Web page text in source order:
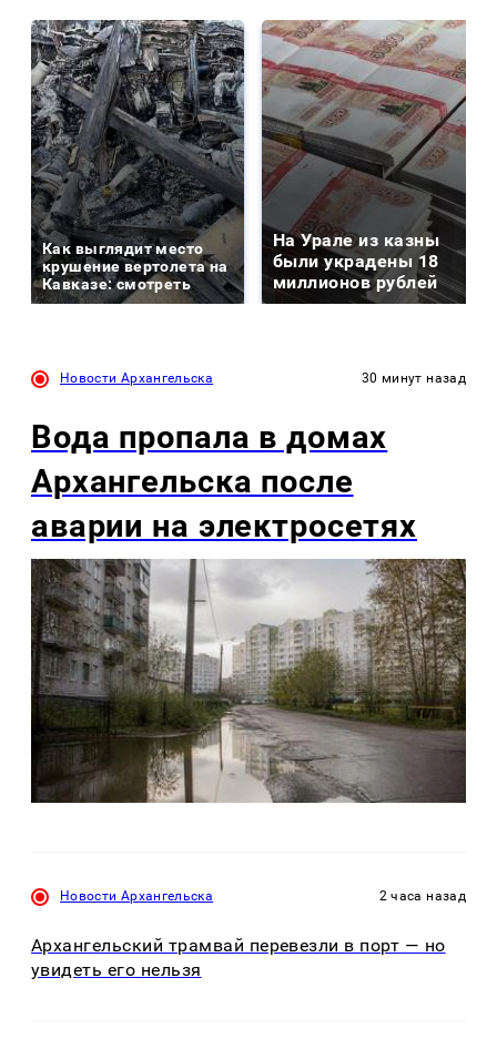
Как выглядит место
крушение вертолета на
Кавказе: смотреть
На Урале из казны
были украдены 18
миллионов рублей
Новости Архангельска 30 минут назад
Вода пропала в домах
Архангельска после
аварии на электросетях
Новости Архангельска 2 часа назад
Архангельский трамвай перевезли в порт — но
увидеть его нельзя